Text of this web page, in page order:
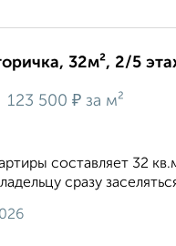
32м², 2/5
123 500 ₽ за м²
составляет 32
сразу